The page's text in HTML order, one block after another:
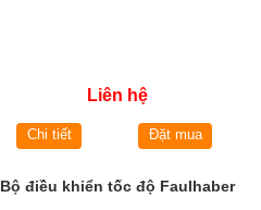
Liên hệ
Chi tiết Đặt mua
Bộ điều khiển tốc độ Faulhaber